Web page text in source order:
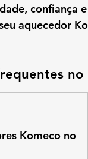
confiança
aquecedor
no
Komeco no